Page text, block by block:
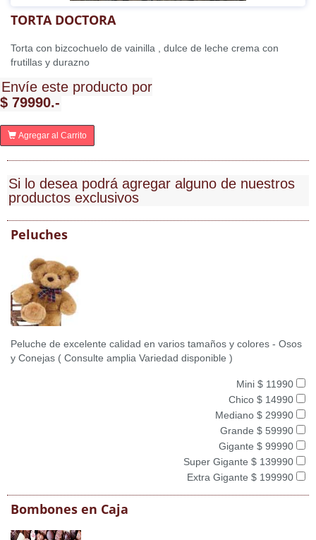
TORTA DOCTORA
Torta con bizcochuelo de vainilla , dulce de leche crema con
frutillas y durazno
Envíe este producto por
$ 79990.-
Agregar al Carrito
Si lo desea podrá agregar alguno de nuestros
productos exclusivos
Peluches
Peluche de excelente calidad en varios tamaños y colores - Osos
y Conejas ( Consulte amplia Variedad disponible )
Mini $ 11990
Chico $ 14990
Mediano $ 29990
Grande $ 59990
Gigante $ 99990
Super Gigante $ 139990
Extra Gigante $ 199990
Bombones en Caja